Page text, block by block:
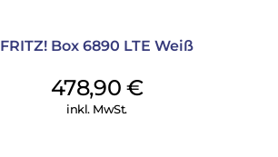
FRITZ! Box 6890 LTE Weiß
478,90 €
inkl. MwSt.